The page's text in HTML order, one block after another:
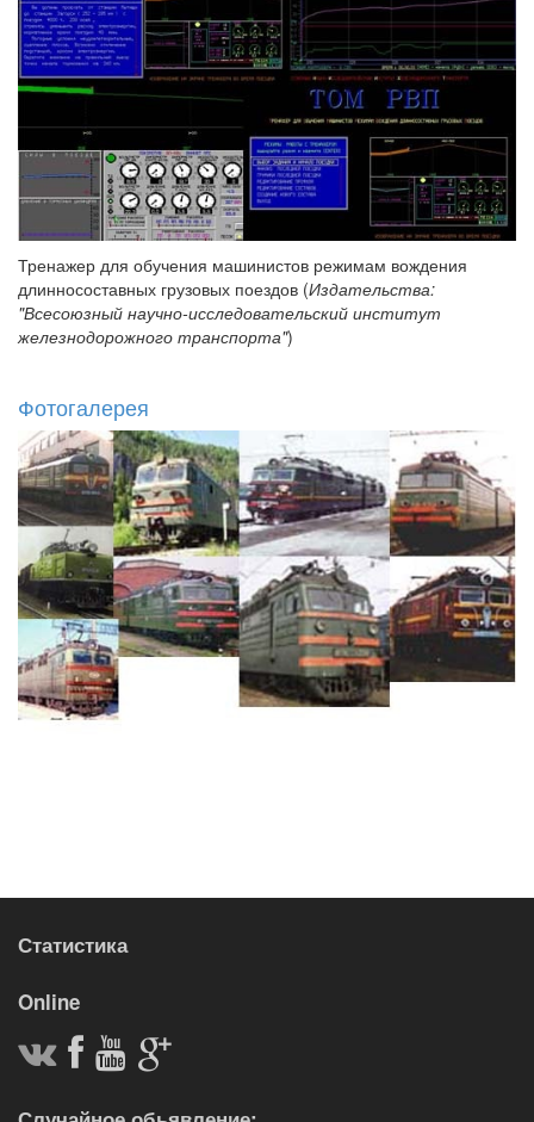
Тренажер для обучения машинистов режимам вождения
длинносоставных грузовых поездов (Издательства:
"Всесоюзный научно-исследовательский институт
железнодорожного транспорта")
Фотогалерея
Статистика
Online